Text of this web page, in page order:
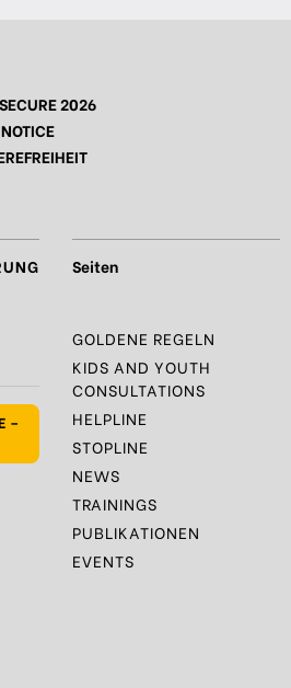
2026
–
Seiten
GOLDENE REGELN
KIDS AND YOUTH
CONSULTATIONS
HELPLINE
STOPLINE
NEWS
TRAININGS
PUBLIKATIONEN
EVENTS